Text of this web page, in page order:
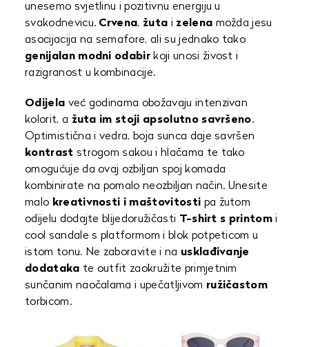
unesemo svjetlinu i pozitivnu energiju u
svakodnevicu. Crvena, žuta i zelena možda jesu
asocijacija na semafore, ali su jednako tako
genijalan modni odabir koji unosi živost i
razigranost u kombinacije.
Odijela već godinama obožavaju intenzivan
kolorit, a žuta im stoji apsolutno savršeno.
Optimistična i vedra, boja sunca daje savršen
kontrast strogom sakou i hlačama te tako
omogućuje da ovaj ozbiljan spoj komada
kombinirate na pomalo neozbiljan način. Unesite
malo kreativnosti i maštovitosti pa žutom
odijelu dodajte blijedoružičasti T-shirt s printom i
cool sandale s platformom i blok potpeticom u
istom tonu. Ne zaboravite i na usklađivanje
dodataka te outfit zaokružite primjetnim
sunčanim naočalama i upečatljivom ružičastom
torbicom.